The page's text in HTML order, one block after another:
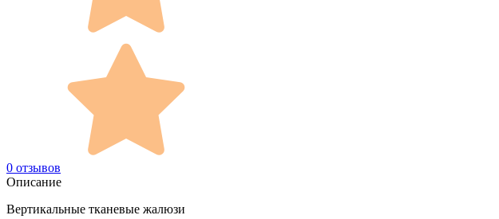
0 отзывов
Описание
Вертикальные тканевые жалюзи